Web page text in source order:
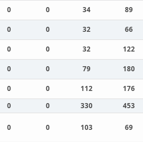
0 0 34
89
0 0 32
66
0 0 32
122
0 0 79
180
0 0 112
176
0 0 330 453
0 0 103 69